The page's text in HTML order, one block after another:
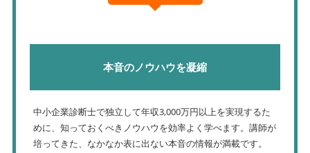
本音のノウハウを凝縮
中小企業診断士で独立して年収3,000万円以上を実現するた
めに、知っておくべきノウハウを効率よく学べます。講師が
培ってきた、なかなか表に出ない本音の情報が満載です。